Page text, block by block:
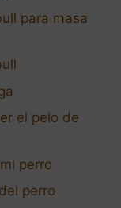
para masa
el pelo de
perro
perro